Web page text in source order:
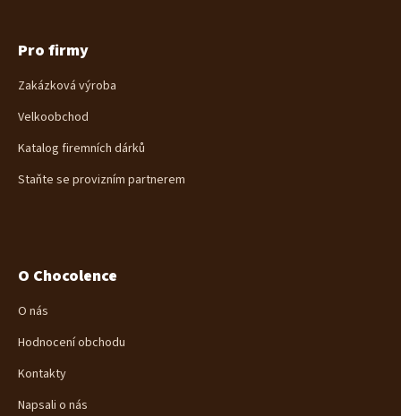
Pro firmy
Zakázková výroba
Velkoobchod
Katalog firemních dárků
Staňte se provizním partnerem
O Chocolence
O nás
Hodnocení obchodu
Kontakty
Napsali o nás